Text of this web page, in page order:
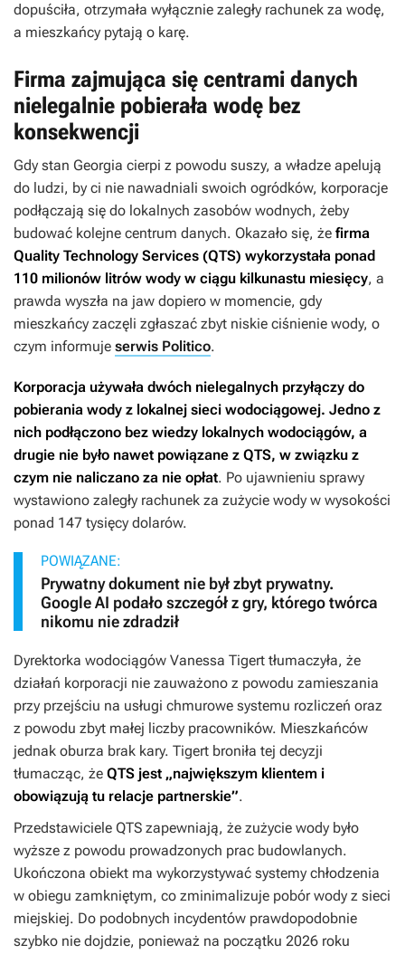
dopuściła, otrzymała wyłącznie zaległy rachunek za wodę,
a mieszkańcy pytają o karę.
Firma zajmująca się centrami danych
nielegalnie pobierała wodę bez
konsekwencji
Gdy stan Georgia cierpi z powodu suszy, a władze apelują
do ludzi, by ci nie nawadniali swoich ogródków, korporacje
podłączają się do lokalnych zasobów wodnych, żeby
budować kolejne centrum danych. Okazało się, że firma
Quality Technology Services (QTS) wykorzystała ponad
110 milionów litrów wody w ciągu kilkunastu miesięcy, a
prawda wyszła na jaw dopiero w momencie, gdy
mieszkańcy zaczęli zgłaszać zbyt niskie ciśnienie wody, o
czym informuje serwis Politico.
Korporacja używała dwóch nielegalnych przyłączy do
pobierania wody z lokalnej sieci wodociągowej. Jedno z
nich podłączono bez wiedzy lokalnych wodociągów, a
drugie nie było nawet powiązane z QTS, w związku z
czym nie naliczano za nie opłat. Po ujawnieniu sprawy
wystawiono zaległy rachunek za zużycie wody w wysokości
ponad 147 tysięcy dolarów.
POWIĄZANE:
Prywatny dokument nie był zbyt prywatny.
Google AI podało szczegół z gry, którego twórca
nikomu nie zdradził
Dyrektorka wodociągów Vanessa Tigert tłumaczyła, że
działań korporacji nie zauważono z powodu zamieszania
przy przejściu na usługi chmurowe systemu rozliczeń oraz
z powodu zbyt małej liczby pracowników. Mieszkańców
jednak oburza brak kary. Tigert broniła tej decyzji
tłumacząc, że QTS jest „największym klientem i
obowiązują tu relacje partnerskie”.
Przedstawiciele QTS zapewniają, że zużycie wody było
wyższe z powodu prowadzonych prac budowlanych.
Ukończona obiekt ma wykorzystywać systemy chłodzenia
w obiegu zamkniętym, co zminimalizuje pobór wody z sieci
miejskiej. Do podobnych incydentów prawdopodobnie
szybko nie dojdzie, ponieważ na początku 2026 roku